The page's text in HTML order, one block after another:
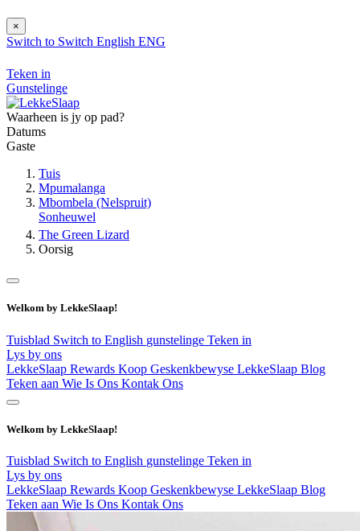
×
Switch to Switch English ENG
Teken in
Gunstelinge
Waarheen is jy op pad?
Datums
Gaste
Tuis
Mpumalanga
Mbombela (Nelspruit)
Sonheuwel
The Green Lizard
Oorsig
Welkom by LekkeSlaap!
Tuisblad Switch to English gunstelinge Teken in
Lys by ons
LekkeSlaap Rewards Koop Geskenkbewyse LekkeSlaap Blog
Teken aan Wie Is Ons Kontak Ons
Welkom by LekkeSlaap!
Tuisblad Switch to English gunstelinge Teken in
Lys by ons
LekkeSlaap Rewards Koop Geskenkbewyse LekkeSlaap Blog
Teken aan Wie Is Ons Kontak Ons